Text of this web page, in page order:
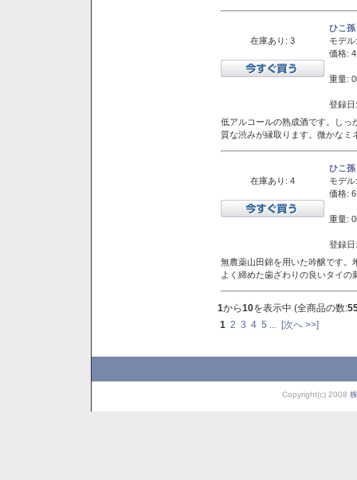
在庫あり: 3
ひこ
モデル:
価格:
重量:
登録
低アルコールの熟成酒です。しっ
質な渋みが縁取ります。微かなミ
在庫あり: 4
ひこ
モデル:
価格:
重量:
登録
無農薬山田錦を用いた吟醸です
よく締めた歯ざわりの良いタイ
1から10を表示中 (全商品の数:
1 2 3 4 5 [次へ >>]
Copyright(c) 2008